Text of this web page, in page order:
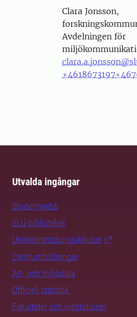
PersonClara Jonsson,
Avdelningen för
+4618673197
Utvalda ingångar
Studentwebb
SLU-biblioteket
Universitetsdjursjukhuset
Centrumbildningar
Art- och miljödata
Officiell statistik
Fakulteter och institutioner